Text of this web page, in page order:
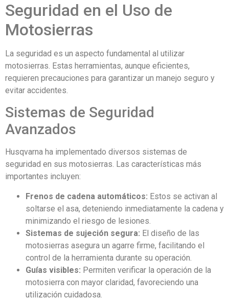
Seguridad en el Uso de
Motosierras
La seguridad es un aspecto fundamental al utilizar
motosierras. Estas herramientas, aunque eficientes,
requieren precauciones para garantizar un manejo seguro y
evitar accidentes.
Sistemas de Seguridad
Avanzados
Husqvarna ha implementado diversos sistemas de
seguridad en sus motosierras. Las características más
importantes incluyen:
Frenos de cadena automáticos: Estos se activan al
soltarse el asa, deteniendo inmediatamente la cadena y
minimizando el riesgo de lesiones.
Sistemas de sujeción segura: El diseño de las
motosierras asegura un agarre firme, facilitando el
control de la herramienta durante su operación.
Guías visibles: Permiten verificar la operación de la
motosierra con mayor claridad, favoreciendo una
utilización cuidadosa.